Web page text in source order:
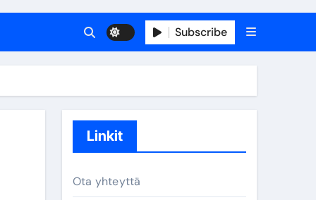
Subscribe
Linkit
Ota yhteyttä